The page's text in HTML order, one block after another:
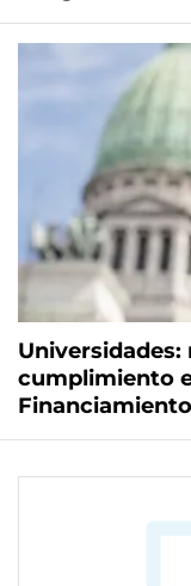
cumplimiento
Financiamiento